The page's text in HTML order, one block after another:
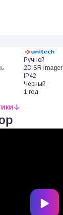
Ручной
2D SR Imager
IP42
Чёрный
1 год